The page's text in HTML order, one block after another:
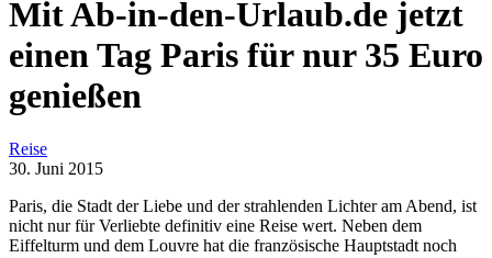
Mit Ab-in-den-Urlaub.de jetzt
einen Tag Paris für nur 35 Euro
genießen
Reise
30. Juni 2015
Paris, die Stadt der Liebe und der strahlenden Lichter am Abend, ist
nicht nur für Verliebte definitiv eine Reise wert. Neben dem
Eiffelturm und dem Louvre hat die französische Hauptstadt noch